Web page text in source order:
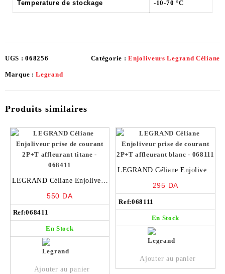
Temperature de stockage -10-70 °C
UGS :068256 Catégorie :Enjoliveurs Legrand Céliane
Marque :Legrand
Produits similaires
LEGRAND Céliane Enjoliveur
550 DA
Ref:068411
En Stock
Ajouter au panier
LEGRAND Céliane Enjoliveur
295 DA
Ref:068111
En Stock
Ajouter au panier